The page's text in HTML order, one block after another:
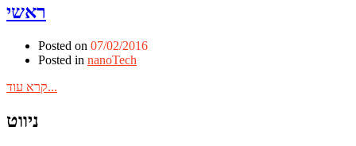
ראשי
Posted on 07/02/2016
Posted in nanoTech
קרא עוד...
ניווט